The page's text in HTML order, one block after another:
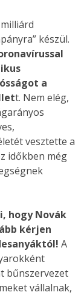
készül.
a
t. Nem elég,
vesztette a
időkben még
hogy Novák
kérjen
A
bűnszervezet
vállalnak,